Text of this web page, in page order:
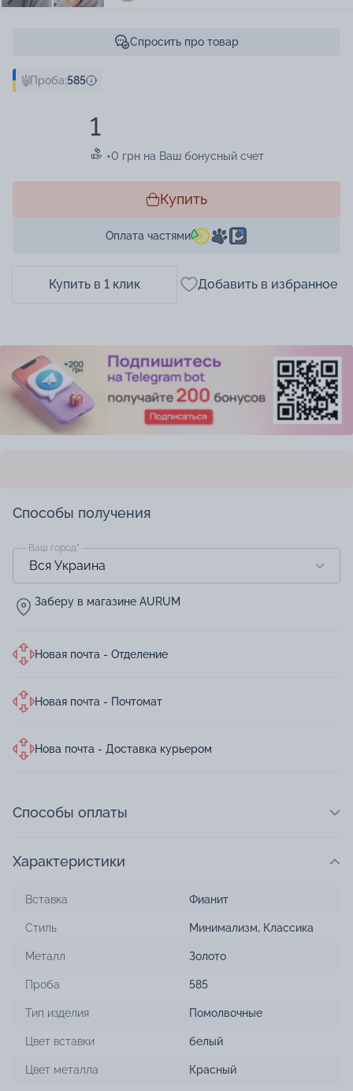
Спросить про товар
Проба:585
1
+0 грн на Ваш бонусный счет
Купить
Оплата частями
Купить в 1 клик Добавить в избранное
Способы получения
Ваш город*
Заберу в магазине AURUM
Новая почта - Отделение
Новая почта - Почтомат
Нова почта - Доставка курьером
Способы оплаты
Характеристики
Вставка Фианит
Стиль Минимализм, Классика
Металл Золото
Проба 585
Тип изделия Помолвочные
Цвет вставки белый
Цвет металла Красный